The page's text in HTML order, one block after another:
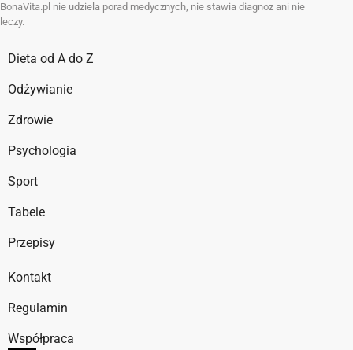
BonaVita.pl nie udziela porad medycznych, nie stawia diagnoz ani nie
leczy.
Dieta od A do Z
Odżywianie
Zdrowie
Psychologia
Sport
Tabele
Przepisy
Kontakt
Regulamin
Współpraca